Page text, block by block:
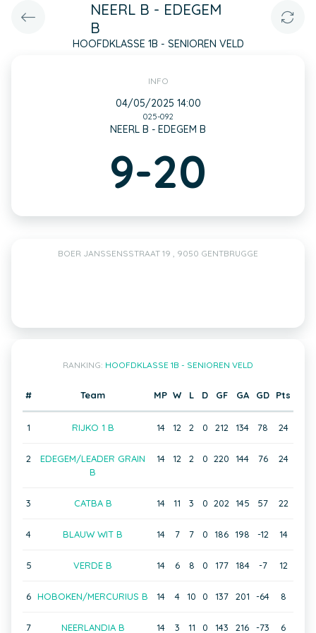
NEERL B - EDEGEM
B
HOOFDKLASSE 1B - SENIOREN VELD
INFO
04/05/2025 14:00
025-092
NEERL B - EDEGEM B
9-20
BOER JANSSENSSTRAAT 19 , 9050 GENTBRUGGE
RANKING: HOOFDKLASSE 1B - SENIOREN VELD
# Team MP W L D GF GA GD Pts
1 RIJKO 1 B 14 12 2 0 212 134 78 24
2
EDEGEM/LEADER GRAIN
B
14 12 2 0 220 144 76 24
3 CATBA B 14 11 3 0 202 145 57 22
4 BLAUW WIT B 14 7 7 0 186 198 -12 14
5 VERDE B 14 6 8 0 177 184 -7 12
6 HOBOKEN/MERCURIUS B 14 4 10 0 137 201 -64 8
7 NEERLANDIA B 14 3 11 0 143 216 -73 6